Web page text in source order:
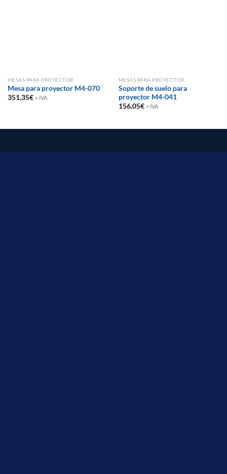
MESAS PARA PROYECTOR
Mesa para proyector M4-070
351,35€ + IVA
MESAS PARA PROYECTOR
Soporte de suelo para
proyector M4-041
156,05€ + IVA